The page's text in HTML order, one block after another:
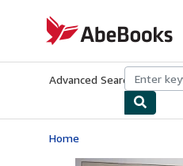
AbeBooks.com
Advanced Search Browse
Home